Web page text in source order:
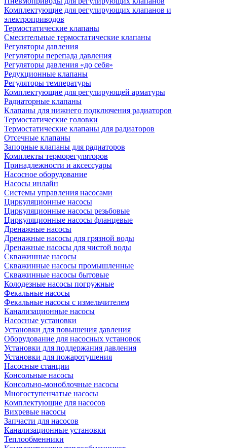
Комплектующие для регулирующих клапанов и
электроприводов
Термостатические клапаны
Смесительные термостатические клапаны
Регуляторы давления
Регуляторы перепада давления
Регуляторы давления «до себя»
Редукционные клапаны
Регуляторы температуры
Комплектующие для регулирующей арматуры
Радиаторные клапаны
Клапаны для нижнего подключения радиаторов
Термостатические головки
Термостатические клапаны для радиаторов
Отсечные клапаны
Запорные клапаны для радиаторов
Комплекты терморегуляторов
Принадлежности и аксессуары
Насосное оборудование
Насосы инлайн
Системы управления насосами
Циркуляционные насосы
Циркуляционные насосы резьбовые
Циркуляционные насосы фланцевые
Дренажные насосы
Дренажные насосы для грязной воды
Дренажные насосы для чистой воды
Скважинные насосы
Скважинные насосы промышленные
Скважинные насосы бытовые
Колодезные насосы погружные
Фекальные насосы
Фекальные насосы с измельчителем
Канализационные насосы
Насосные установки
Установки для повышения давления
Оборудование для насосных установок
Установки для поддержания давления
Установки для пожаротушения
Насосные станции
Консольные насосы
Консольно-моноблочные насосы
Многоступенчатые насосы
Комплектующие для насосов
Вихревые насосы
Запчасти для насосов
Канализационные установки
Теплообменники